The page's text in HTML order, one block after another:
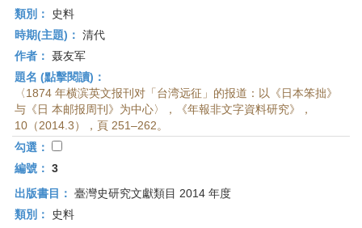
類別：
史料
時期(主題)： 清代
作者： 聂友军
題名 (點擊閱讀)：
〈1874 年横滨英文报刊对「台湾远征」的报道：以《日本笨拙》
与《日 本邮报周刊》为中心〉，《年報非文字資料研究》，
10（2014.3），頁 251–262。
勾選：
編號： 3
出版書目： 臺灣史研究文獻類目 2014 年度
類別：
史料